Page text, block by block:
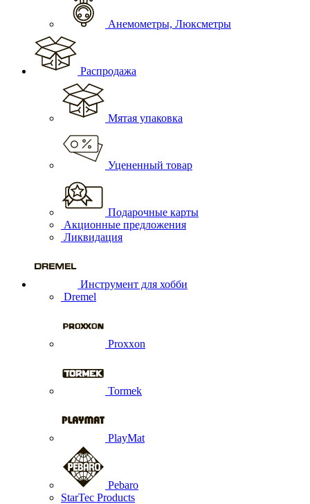
Анемометры, Люксметры
Распродажа
Мятая упаковка
Уцененный товар
Подарочные карты
Акционные предложения
Ликвидация
Инструмент для хобби
Dremel
Proxxon
Tormek
PlayMat
Pebaro
StarTec Products